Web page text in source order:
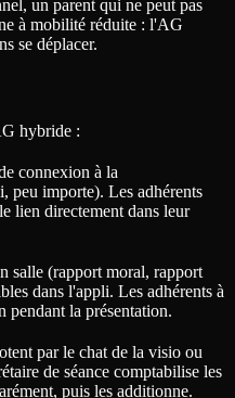
un parent qui ne peut pas
à mobilité réduite : l'AG
se déplacer.
hybride :
connexion à la
peu importe). Les adhérents
lien directement dans leur
salle (rapport moral, rapport
dans l'appli. Les adhérents à
pendant la présentation.
par le chat de la visio ou
de séance comptabilise les
puis les additionne.